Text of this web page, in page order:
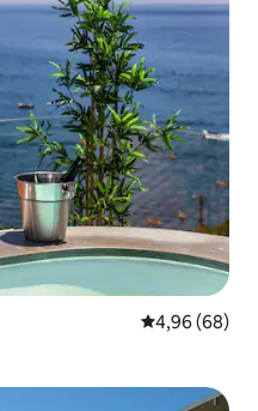
Priemerné
4,96 (68)